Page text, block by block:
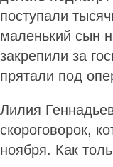
поступали
маленький сын
закрепили за
прятали под
Лилия
скороговорок,
ноября. Как